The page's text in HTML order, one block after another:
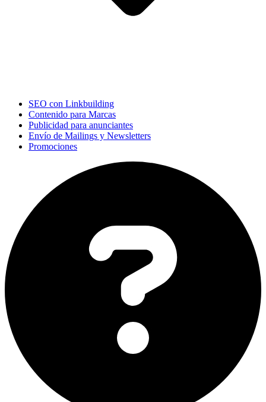
SEO con Linkbuilding
Contenido para Marcas
Publicidad para anunciantes
Envío de Mailings y Newsletters
Promociones